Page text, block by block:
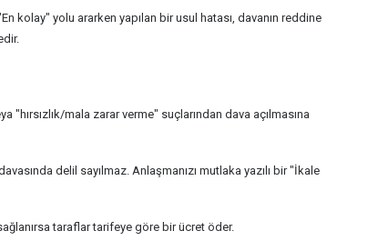
kolay" yolu ararken yapılan bir usul hatası, davanın reddine
"hırsızlık/mala zarar verme" suçlarından dava açılmasına
delil sayılmaz. Anlaşmanızı mutlaka yazılı bir "İkale
taraflar tarifeye göre bir ücret öder.